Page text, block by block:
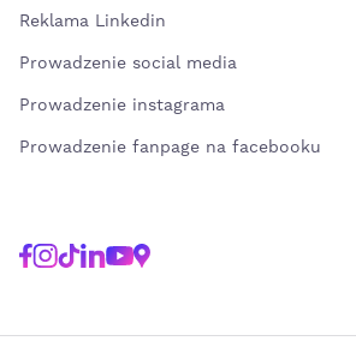
Reklama Linkedin
Prowadzenie social media
Prowadzenie instagrama
Prowadzenie fanpage na facebooku